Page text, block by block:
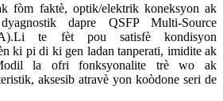
fòm faktè, optik/elektrik koneksyon ak
dapre QSFP Multi-Source
te fèt pou satisfè kondisyon
ki pi di ki gen ladan tanperati, imidite ak
la ofri fonksyonalite trè wo ak
aksesib atravè yon koòdone seri de